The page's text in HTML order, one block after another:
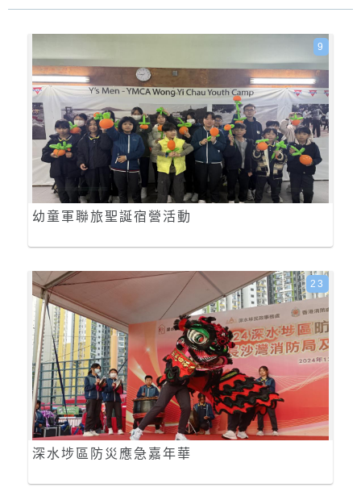
幼童軍聯旅聖誕宿營活動
9
深水埗區防災應急嘉年華
23